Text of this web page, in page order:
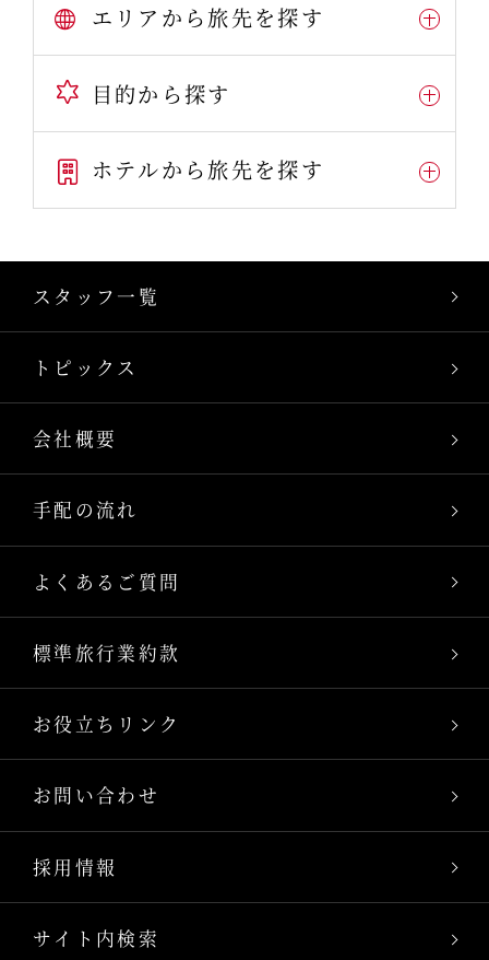
エリアから旅先を探す
目的から探す
ホテルから旅先を探す
スタッフ一覧
トピックス
会社概要
手配の流れ
よくあるご質問
標準旅行業約款
お役立ちリンク
お問い合わせ
採用情報
サイト内検索